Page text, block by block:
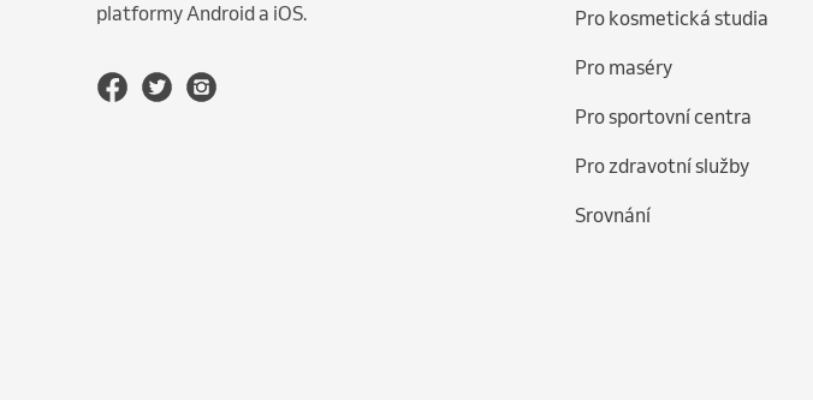
platformy Android a iOS.
Pro kosmetická studia
Pro maséry
Pro sportovní centra
Pro zdravotní služby
Srovnání